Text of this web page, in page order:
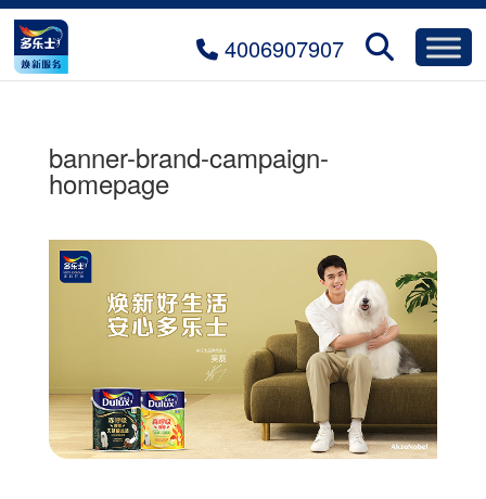
4006907907
banner-brand-campaign-
homepage